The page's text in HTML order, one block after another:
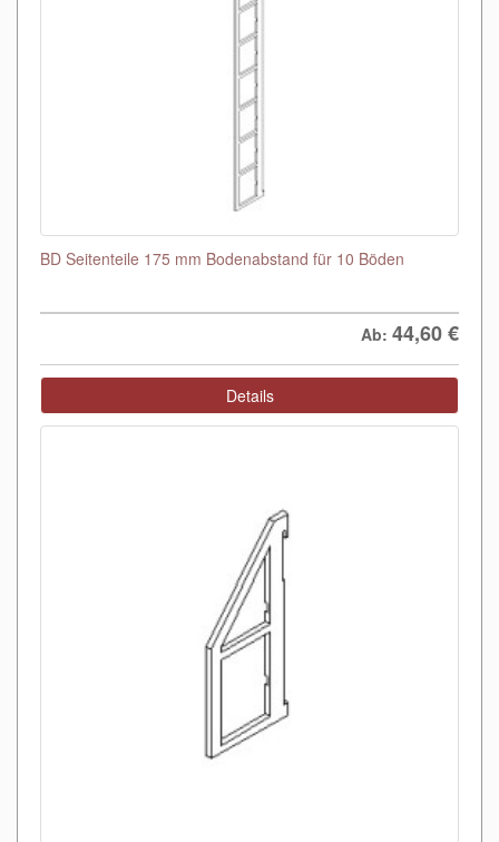
BD Seitenteile 175 mm Bodenabstand für 10 Böden
Ab: 44,60€
Details